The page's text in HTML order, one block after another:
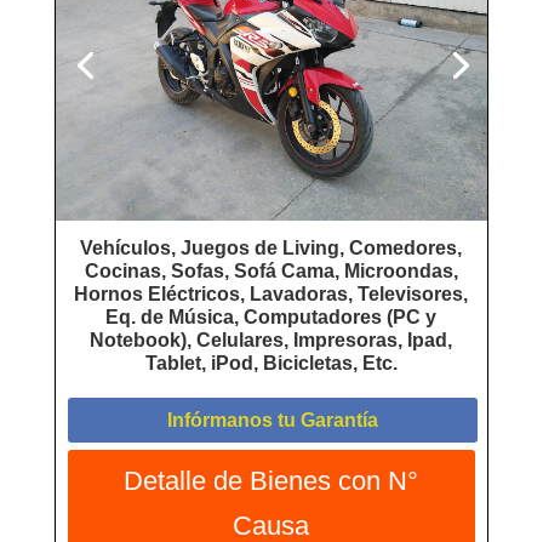
Vehículos, Juegos de Living, Comedores,
Cocinas, Sofas, Sofá Cama, Microondas,
Hornos Eléctricos, Lavadoras, Televisores,
Eq. de Música, Computadores (PC y
Notebook), Celulares, Impresoras, Ipad,
Tablet, iPod, Bicicletas, Etc.
Infórmanos tu Garantía
Detalle de Bienes con N°
Causa